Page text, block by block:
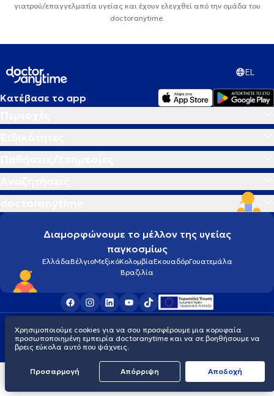
γιατρού/επαγγελματία υγείας και έχουν ελεγχθεί από την ομάδα του
doctoranytime.
EL
Κατέβασε το app
Διαμορφώνουμε το μέλλον της υγείας
παγκοσμίως
ΕλλάδαΒέλγιοΜεξικόΚολομβίαΕκουαδόρΓουατεμάλα
Βραζιλία
Οροι χρήσης Cookies Πολιτική προστασίας προσωπικού απορρήτου
© 2026 doctoranytime
Χρησιμοποιούμε cookies για να σου προσφέρουμε μια κορυφαία
προσωποποιημένη εμπειρία doctoranytime και να σε βοηθήσουμε να
βρεις εύκολα αυτό που ψάχνεις.
Προσαρμογή Απόρριψη Aποδοχή